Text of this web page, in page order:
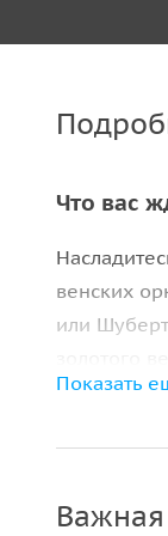
Что вас
венских
или
считается
и
Показать